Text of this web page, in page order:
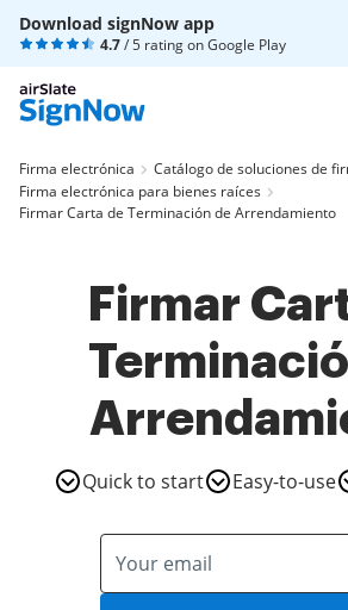
Download signNow app
4.7/ 5 rating onGoogle Play
Firma electrónica
Catálogo de soluciones de
Firma electrónica para bienes raíces
Firmar Carta de Terminación de Arrendamiento
Firmar
Quick to start Easy-to-use